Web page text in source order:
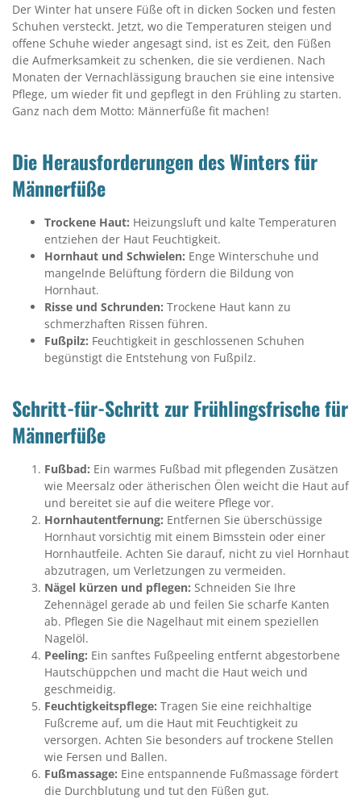
Der Winter hat unsere Füße oft in dicken Socken und festen
Schuhen versteckt. Jetzt, wo die Temperaturen steigen und
offene Schuhe wieder angesagt sind, ist es Zeit, den Füßen
die Aufmerksamkeit zu schenken, die sie verdienen. Nach
Monaten der Vernachlässigung brauchen sie eine intensive
Pflege, um wieder fit und gepflegt in den Frühling zu starten.
Ganz nach dem Motto: Männerfüße fit machen!
Die Herausforderungen des Winters für
Männerfüße
Trockene Haut: Heizungsluft und kalte Temperaturen
entziehen der Haut Feuchtigkeit.
Hornhaut und Schwielen: Enge Winterschuhe und
mangelnde Belüftung fördern die Bildung von
Hornhaut.
Risse und Schrunden: Trockene Haut kann zu
schmerzhaften Rissen führen.
Fußpilz: Feuchtigkeit in geschlossenen Schuhen
begünstigt die Entstehung von Fußpilz.
Schritt-für-Schritt zur Frühlingsfrische für
Männerfüße
Fußbad: Ein warmes Fußbad mit pflegenden Zusätzen
wie Meersalz oder ätherischen Ölen weicht die Haut auf
und bereitet sie auf die weitere Pflege vor.
Hornhautentfernung: Entfernen Sie überschüssige
Hornhaut vorsichtig mit einem Bimsstein oder einer
Hornhautfeile. Achten Sie darauf, nicht zu viel Hornhaut
abzutragen, um Verletzungen zu vermeiden.
Nägel kürzen und pflegen: Schneiden Sie Ihre
Zehennägel gerade ab und feilen Sie scharfe Kanten
ab. Pflegen Sie die Nagelhaut mit einem speziellen
Nagelöl.
Peeling: Ein sanftes Fußpeeling entfernt abgestorbene
Hautschüppchen und macht die Haut weich und
geschmeidig.
Feuchtigkeitspflege: Tragen Sie eine reichhaltige
Fußcreme auf, um die Haut mit Feuchtigkeit zu
versorgen. Achten Sie besonders auf trockene Stellen
wie Fersen und Ballen.
Fußmassage: Eine entspannende Fußmassage fördert
die Durchblutung und tut den Füßen gut.